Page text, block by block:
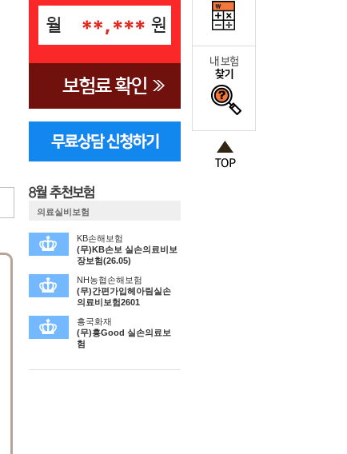
의료실비보험
KB손해보험
(무)KB손보 실손의료비보
장보험(26.05)
NH농협손해보험
(무)간편가입헤아림실손
의료비보험2601
흥국화재
(무)흥Good 실손의료보
험